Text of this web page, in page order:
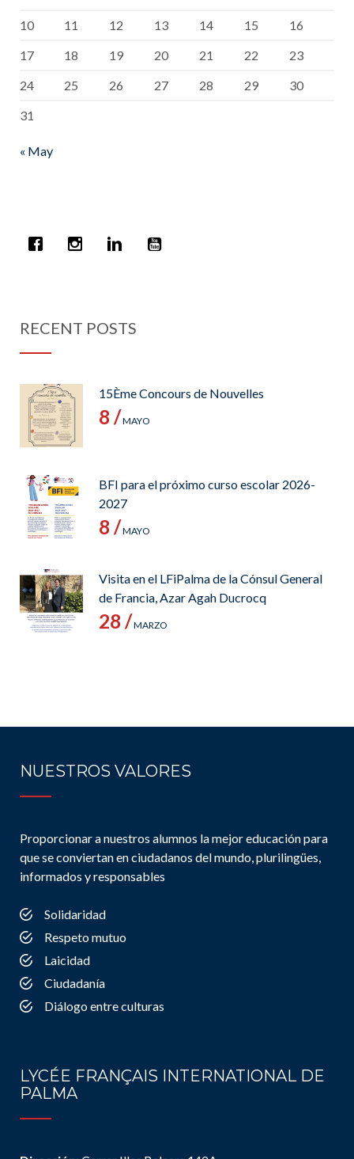
10
11 12 13 14 15
16
17
18 19 20 21 22
23
24
25 26 27 28 29
30
31
« May
RECENT POSTS
15Ème Concours de Nouvelles
8 /MAYO
BFI para el próximo curso escolar 2026-
2027
8 /MAYO
Visita en el LFiPalma de la Cónsul General
de Francia, Azar Agah Ducrocq
28 /MARZO
NUESTROS VALORES
Proporcionar a nuestros alumnos la mejor educación para
que se conviertan en ciudadanos del mundo, plurilingües,
informados y responsables
Solidaridad
Respeto mutuo
Laicidad
Ciudadanía
Diálogo entre culturas
LYCÉE FRANÇAIS INTERNATIONAL DE
PALMA